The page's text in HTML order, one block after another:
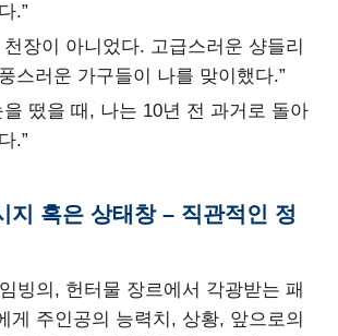
.”
천장이 아니었다. 고급스러운 샹들리
스러운 가구들이 나를 맞이했다.”
을 떴을 때, 나는 10년 전 과거로 돌아
.”
지 혹은 상태창 – 직관적인 정
빙의, 헌터물 장르에서 각광받는 패
게 주인공의 능력치, 상황, 앞으로의